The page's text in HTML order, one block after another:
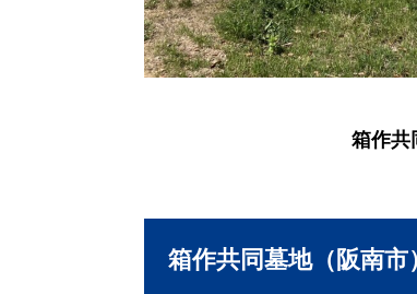
箱作共
箱作共同墓地（阪南市